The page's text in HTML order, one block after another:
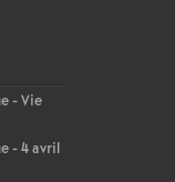
- Vie
- 4 avril